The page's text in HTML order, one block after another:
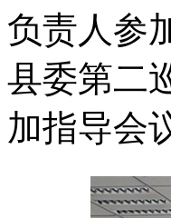
负责人参
县委第二
加指导会